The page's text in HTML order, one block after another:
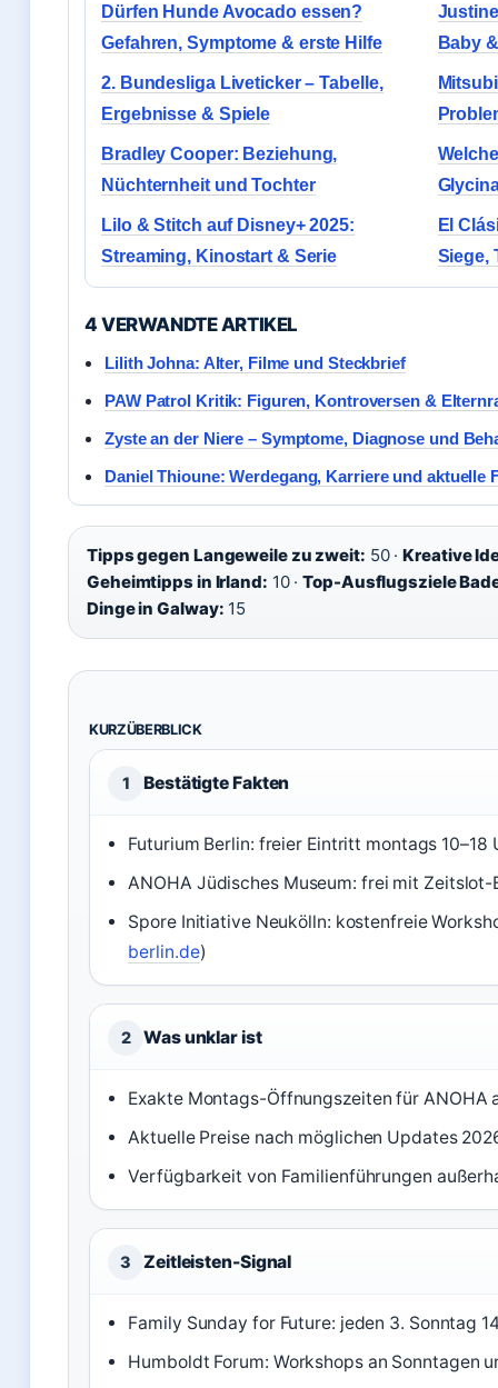
Dürfen Hunde Avocado essen?
Gefahren, Symptome & erste Hilfe
Baby
2. Bundesliga Liveticker – Tabelle,
Ergebnisse & Spiele
Bradley Cooper: Beziehung,
Nüchternheit und Tochter
Lilo & Stitch auf Disney+ 2025:
Streaming, Kinostart & Serie
El
Siege,
4 VERWANDTE ARTIKEL
Lilith Johna: Alter, Filme und Steckbrief
PAW Patrol Kritik: Figuren, Kontroversen &
Zyste an der Niere – Symptome, Diagnose und
Daniel Thioune: Werdegang, Karriere und aktuelle
Tipps gegen Langeweile zu zweit: 50 ·Kreative
Geheimtipps in Irland: 10 ·Top-Ausflugsziele
Dinge in Galway: 15
KURZÜBERBLICK
1 Bestätigte Fakten
Futurium Berlin: freier Eintritt montags 10–18
ANOHA Jüdisches Museum: frei mit Zeitslot-
Spore Initiative Neukölln: kostenfreie
berlin.de)
2 Was unklar ist
Exakte Montags-Öffnungszeiten für ANOHA
Aktuelle Preise nach möglichen Updates
Verfügbarkeit von Familienführungen
3 Zeitleisten-Signal
Family Sunday for Future: jeden 3. Sonntag
Humboldt Forum: Workshops an Sonntagen